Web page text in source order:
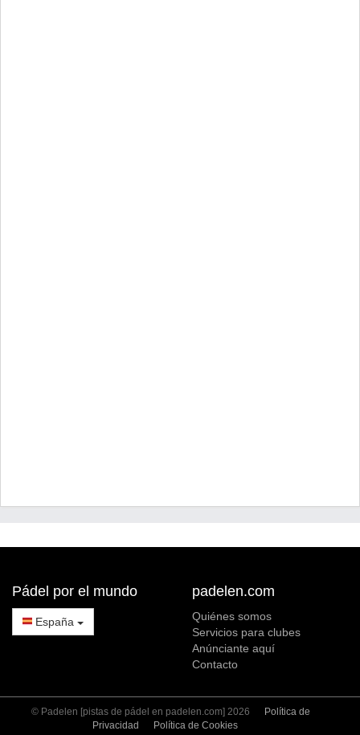
Pádel por el mundo
España
padelen.com
Quiénes somos
Servicios para clubes
Anúnciante aquí
Contacto
© Padelen [pistas de pádel en padelen.com] 2026
Política de
Privacidad
Política de Cookies